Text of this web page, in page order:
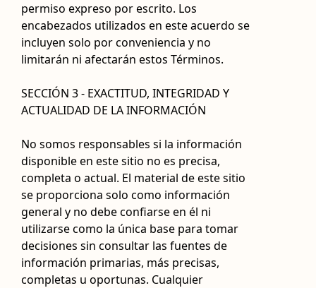
permiso expreso por escrito. Los
encabezados utilizados en este acuerdo se
incluyen solo por conveniencia y no
limitarán ni afectarán estos Términos.
SECCIÓN 3 - EXACTITUD, INTEGRIDAD Y
ACTUALIDAD DE LA INFORMACIÓN
No somos responsables si la información
disponible en este sitio no es precisa,
completa o actual. El material de este sitio
se proporciona solo como información
general y no debe confiarse en él ni
utilizarse como la única base para tomar
decisiones sin consultar las fuentes de
información primarias, más precisas,
completas u oportunas. Cualquier